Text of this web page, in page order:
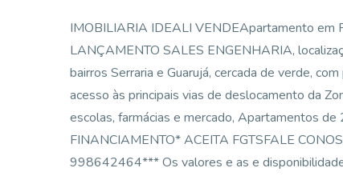
IMOBILIARIA IDEALI VENDEApartamento em
LANÇAMENTO SALES ENGENHARIA,
bairros Serraria e Guarujá, cercada de verde,
acesso às principais vias de deslocamento da
escolas, farmácias e mercado, Apartamentos
FINANCIAMENTO* ACEITA FGTSFALE
998642464*** Os valores e as e